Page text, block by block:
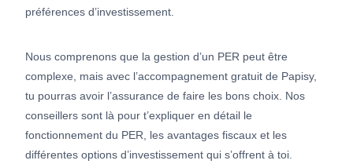
préférences d’investissement.
Nous comprenons que la gestion d’un PER peut être
complexe, mais avec l’accompagnement gratuit de Papisy,
tu pourras avoir l’assurance de faire les bons choix. Nos
conseillers sont là pour t’expliquer en détail le
fonctionnement du PER, les avantages fiscaux et les
différentes options d’investissement qui s’offrent à toi.